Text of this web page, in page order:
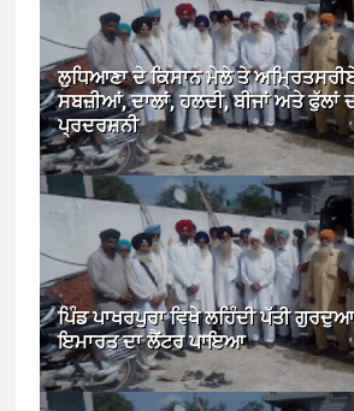
ਲੁਧਿਆਣਾ ਦੇ ਕਿਸਾਨ ਮੇਲੇ ਤੇ
ਸਬਜ਼ੀਆਂ, ਦਾਲਾਂ, ਹਲਦੀ, ਬੀਜਾਂ ਅਤੇ ਫੁੱਲਾਂ
ਪ੍ਰਦਰਸ਼ਨੀ
ਪਿੰਡ ਪਾਖਰਪੁਰਾ ਵਿਖੇ ਲਹਿੰਦੀ ਪੱਤੀ
ਇਮਾਰਤ ਦਾ ਲੈਂਟਰ ਪਾਇਆ